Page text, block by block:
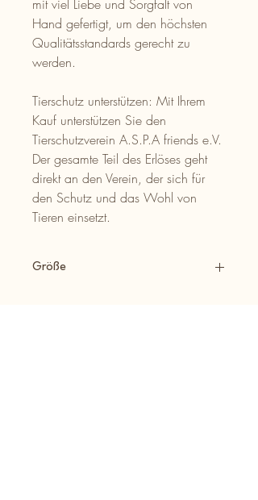
mit viel Liebe und Sorgfalt von
Hand gefertigt, um den höchsten
Qualitätsstandards gerecht zu
werden.
Tierschutz unterstützen: Mit Ihrem
Kauf unterstützen Sie den
Tierschutzverein A.S.P.A friends e.V.
Der gesamte Teil des Erlöses geht
direkt an den Verein, der sich für
den Schutz und das Wohl von
Tieren einsetzt.
Größe